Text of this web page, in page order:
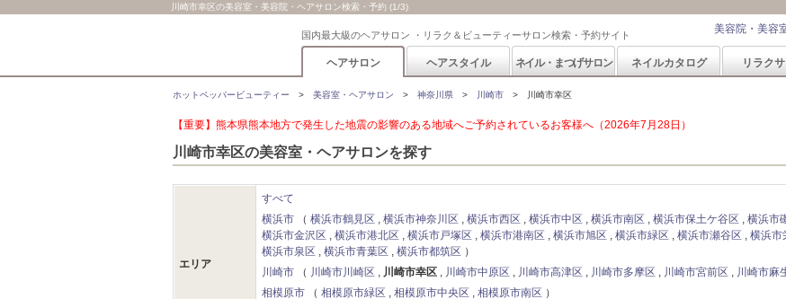
川崎市幸区の美容室・美容院・ヘアサロン検索・予約 (1/3)
国内最大級のヘアサロン ・リラク＆ビューティーサロン検索・予約サイト 美容院・美容
ヘアサロン ヘアスタイル ネイル・まつげサロン ネイルカタログ リラク
ホットペッパービューティー 美容室・ヘアサロン 神奈川県 川崎市 川崎市幸区
【重要】熊本県熊本地方で発生した地震の影響のある地域へご予約されているお客様へ（2026年7月28日）
川崎市幸区の美容室・ヘアサロンを探す
エリア
すべて
横浜市
横浜市鶴見区 横浜市神奈川区 横浜市西区 横浜市中区 横浜市南区 横浜市保土ケ谷区
横浜市
横浜市金沢区
横浜市港北区 横浜市戸塚区 横浜市港南区 横浜市旭区 横浜市緑区 横浜市瀬谷区
横浜市
横浜市泉区
横浜市青葉区
横浜市都筑区
川崎市
川崎市川崎区 川崎市幸区 川崎市中原区 川崎市高津区 川崎市多摩区 川崎市宮前区
川崎市麻
相模原市
相模原市緑区 相模原市中央区
相模原市南区